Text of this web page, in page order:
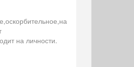
на личности.